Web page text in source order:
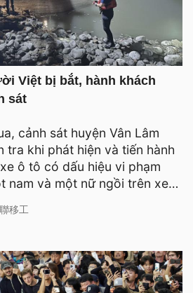
Việt bị bắt, hành khách
sát
cảnh sát huyện Vân Lâm
tra khi phát hiện và tiến hành
ô tô có dấu hiệu vi phạm
nam và một nữ ngồi trên xe
移工